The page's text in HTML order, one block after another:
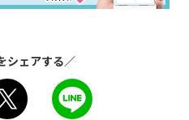
シェアする／